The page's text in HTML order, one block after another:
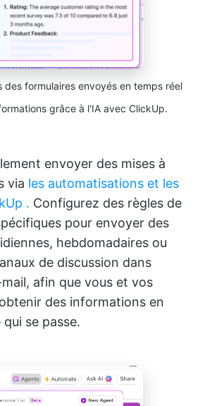
des formulaires envoyés en temps réel
grâce à l'IA avec ClickUp.
envoyer des mises à
via les automatisations et les
. Configurez des règles de
pour envoyer des
hebdomadaires ou
de discussion dans
afin que vous et vos
des informations en
se passe.